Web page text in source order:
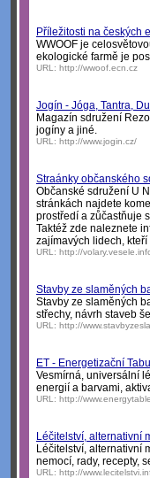
Příležitosti na českých
WWOOF je
ekologické farmě je
URL: http://wwoof.ecn.cz
Jogín - Jóga, Tantra,
Magazín sdružení
jogíny a jiné.
URL: http://www.jogin.cz/
Straánky občanského
Občanské sdružení U
stránkách najdete
prostředí a zůčastňuje
Taktéž zde naleznete
zajímavých lidech,
URL: http://
Stavby ze slaměných
Stavby ze slaměných
střechy, návrh staveb
URL: http://
ET - Energetizační
Vesmírná, universální
energií a barvami,
URL: http://
Léčitelství, alternativní
Léčitelství, alternativní
nemocí, rady, recepty,
URL: http://